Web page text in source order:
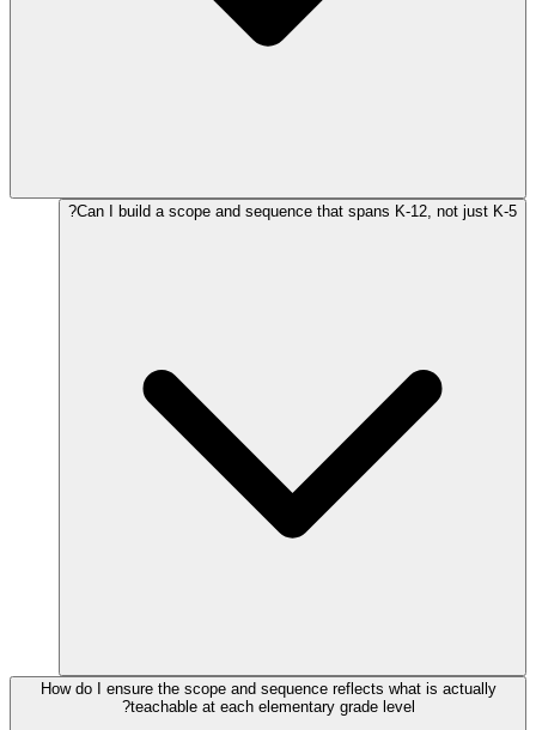
Can I build a scope and sequence that spans K-12, not just K-5?
How do I ensure the scope and sequence reflects what is actually
teachable at each elementary grade level?